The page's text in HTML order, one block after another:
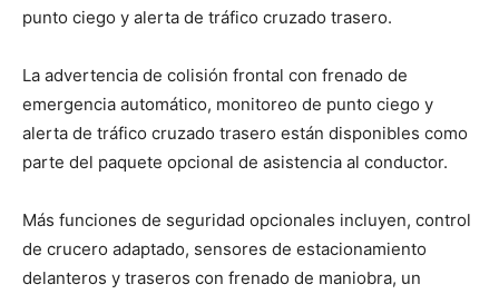
punto ciego y alerta de tráfico cruzado trasero.
La advertencia de colisión frontal con frenado de
emergencia automático, monitoreo de punto ciego y
alerta de tráfico cruzado trasero están disponibles como
parte del paquete opcional de asistencia al conductor.
Más funciones de seguridad opcionales incluyen, control
de crucero adaptado, sensores de estacionamiento
delanteros y traseros con frenado de maniobra, un